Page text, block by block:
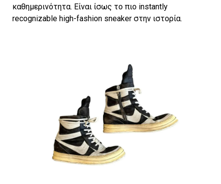
καθημερινότητα. Είναι ίσως το πιο instantly
recognizable high-fashion sneaker στην ιστορία.